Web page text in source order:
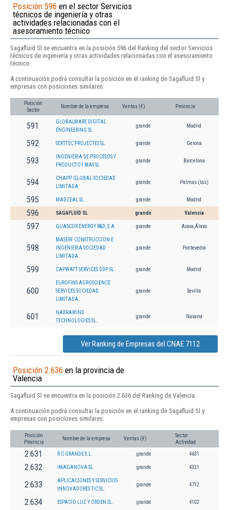
Posición 596 en el sector Servicios
técnicos de ingeniería y otras
actividades relacionadas con el
asesoramiento técnico
Sagafluid Sl se encuentra en la posición 596 del Ranking del sector Servicios
técnicos de ingeniería y otras actividades relacionadas con el asesoramiento
técnico.
A continuación podrá consultar la posición en el ranking de Sagafluid Sl y
empresas con posiciones similares:
Posición
Sector
Nombre de la empresa Ventas (€) Provincia
591
GLOBALWARE DIGITAL
ENGINEERING SL
grande Madrid
592 SERTTEC PROJECTES SL. grande Gerona
593
INGENIERIA DE PROCESOS Y
PRODUCTO I MAS SL
grande Barcelona
594
CHAPP GLOBAL SOCIEDAD
LIMITADA.
grande Palmas (las)
595 MADZEAL SL. grande Madrid
596 SAGAFLUID SL grande Valencia
597 GUASCOR ENERGY R&D, S.A. grande Arava,Álava
598
MASERF CONSTRUCCION E
INGENIERIA SOCIEDAD
LIMITADA.
grande Pontevedra
599 CAPWATT SERVICES DDP SL. grande Madrid
600
EUROFINS AGROSCIENCE
SERVICES SOCIEDAD
LIMITADA.
grande Sevilla
601
NABRAWIND
TECHNOLOGIES SL.
grande Navarra
Ver Ranking de Empresas del CNAE 7112
Posición 2.636 en la provincia de
Valencia
Sagafluid Sl se encuentra en la posición 2.636 del Ranking de Valencia.
A continuación podrá consultar la posición en el ranking de Sagafluid Sl y
empresas con posiciones similares:
Posición
Provincia
Nombre de la empresa Ventas (€)
Sector
Actividad
2.631 R C GRANDE S.L. grande 4631
2.632 IMAGANOVA SL grande 4321
2.633
APLICACIONES Y SERVICIOS
INNOVADORES TIC SL.
grande 4712
2.634 ESPACIO LUZ Y ORDEN SL. grande 4102